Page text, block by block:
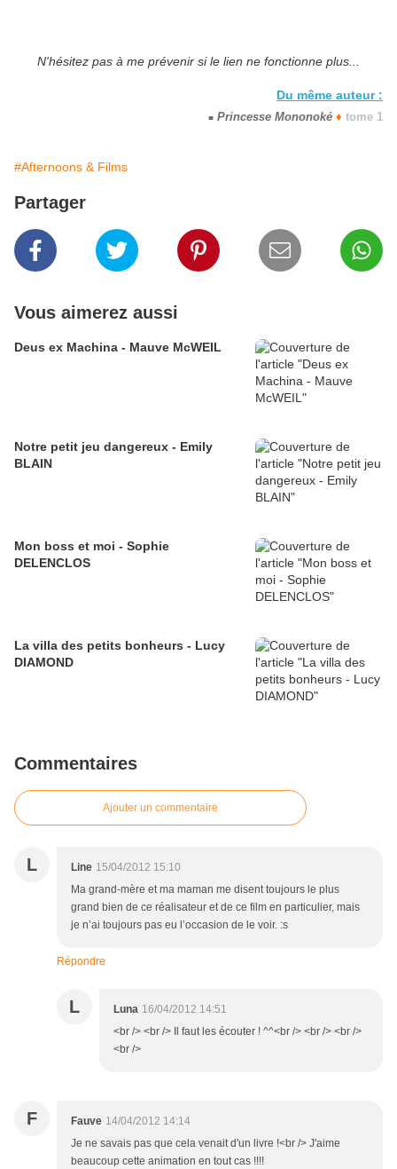
N'hésitez pas à me prévenir si le lien ne fonctionne plus...
Du même auteur :
■ Princesse Mononoké ♦ tome 1
#Afternoons & Films
Partager
Vous aimerez aussi
Deus ex Machina - Mauve McWEIL
Notre petit jeu dangereux - Emily
BLAIN
Mon boss et moi - Sophie
DELENCLOS
La villa des petits bonheurs - Lucy
DIAMOND
Commentaires
Ajouter un commentaire
L Line 15/04/2012 15:10
Ma grand-mère et ma maman me disent toujours le plus
grand bien de ce réalisateur et de ce film en particulier, mais
je n’ai toujours pas eu l’occasion de le voir. :s
Répondre
L Luna 16/04/2012 14:51
<br /> <br /> Il faut les écouter ! ^^<br /> <br /> <br />
<br />
F Fauve 14/04/2012 14:14
Je ne savais pas que cela venait d'un livre !<br /> J'aime
beaucoup cette animation en tout cas !!!!